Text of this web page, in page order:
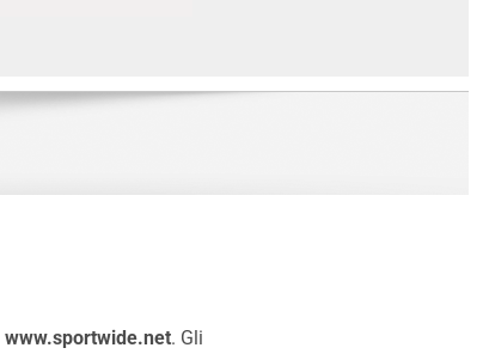
www.sportwide.net. Gli